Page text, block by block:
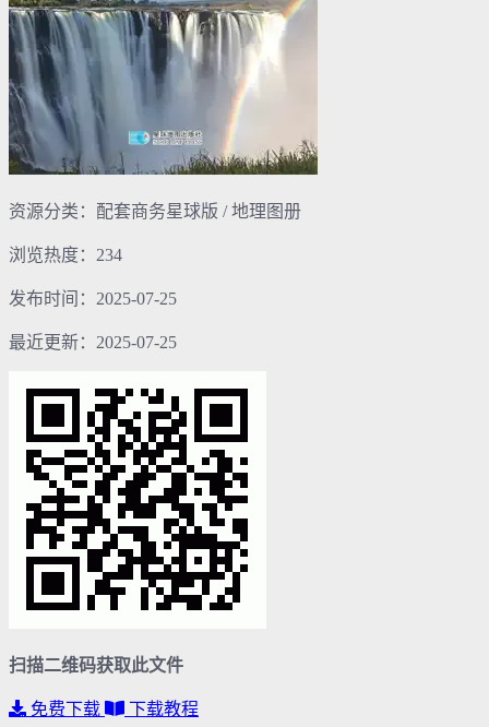
资源分类：配套商务星球版 / 地理图册
浏览热度：234
发布时间：2025-07-25
最近更新：2025-07-25
扫描二维码获取此文件
免费下载 下载教程